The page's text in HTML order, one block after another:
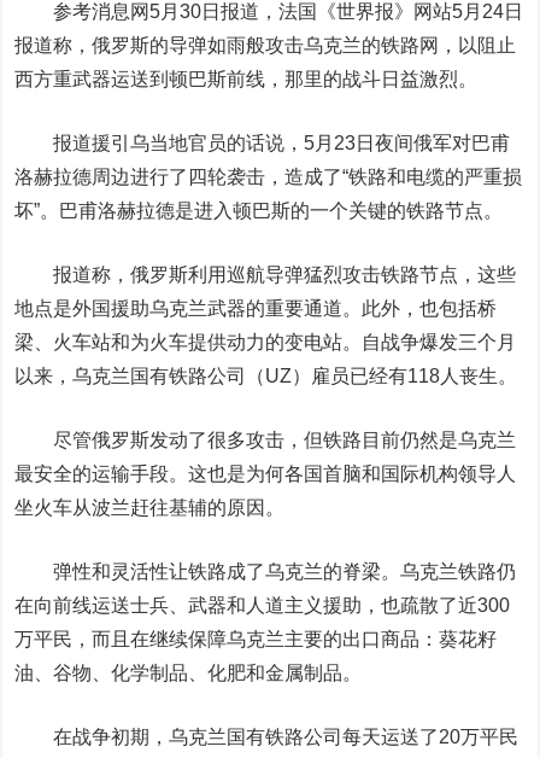
参考消息网5月30日报道，法国《世界报》网站5月24日
报道称，俄罗斯的导弹如雨般攻击乌克兰的铁路网，以阻止
西方重武器运送到顿巴斯前线，那里的战斗日益激烈。
报道援引乌当地官员的话说，5月23日夜间俄军对巴甫
洛赫拉德周边进行了四轮袭击，造成了“铁路和电缆的严重损
坏”。巴甫洛赫拉德是进入顿巴斯的一个关键的铁路节点。
报道称，俄罗斯利用巡航导弹猛烈攻击铁路节点，这些
地点是外国援助乌克兰武器的重要通道。此外，也包括桥
梁、火车站和为火车提供动力的变电站。自战争爆发三个月
以来，乌克兰国有铁路公司（UZ）雇员已经有118人丧生。
尽管俄罗斯发动了很多攻击，但铁路目前仍然是乌克兰
最安全的运输手段。这也是为何各国首脑和国际机构领导人
坐火车从波兰赶往基辅的原因。
弹性和灵活性让铁路成了乌克兰的脊梁。乌克兰铁路仍
在向前线运送士兵、武器和人道主义援助，也疏散了近300
万平民，而且在继续保障乌克兰主要的出口商品：葵花籽
油、谷物、化学制品、化肥和金属制品。
在战争初期，乌克兰国有铁路公司每天运送了20万平民